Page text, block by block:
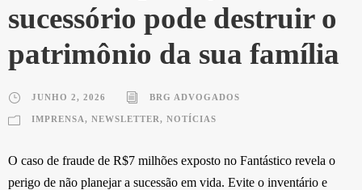
sucessório pode destruir o
patrimônio da sua família
JUNHO 2, 2026 BRG ADVOGADOS
IMPRENSA, NEWSLETTER, NOTÍCIAS
O caso de fraude de R$7 milhões exposto no Fantástico revela o
perigo de não planejar a sucessão em vida. Evite o inventário e